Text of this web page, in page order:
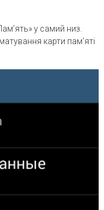
у самий низ.
карти пам’яті